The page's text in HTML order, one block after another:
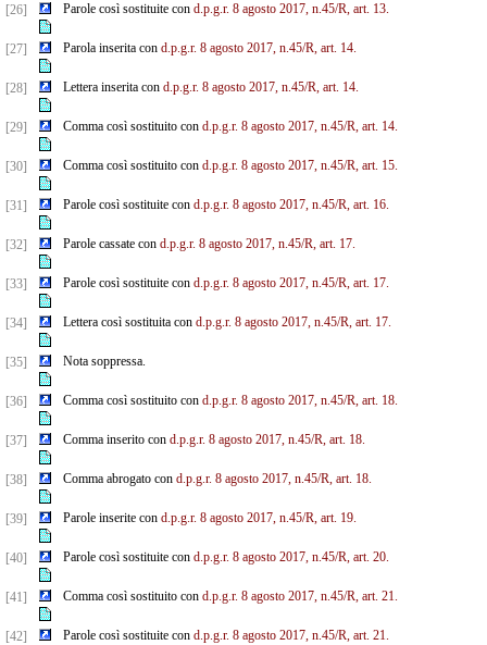
[26] Parole così sostituite con d.p.g.r. 8 agosto 2017, n.45/R, art. 13.
[27] Parola inserita con d.p.g.r. 8 agosto 2017, n.45/R, art. 14.
[28] Lettera inserita con d.p.g.r. 8 agosto 2017, n.45/R, art. 14.
[29] Comma così sostituito con d.p.g.r. 8 agosto 2017, n.45/R, art. 14.
[30] Comma così sostituito con d.p.g.r. 8 agosto 2017, n.45/R, art. 15.
[31] Parole così sostituite con d.p.g.r. 8 agosto 2017, n.45/R, art. 16.
[32] Parole cassate con d.p.g.r. 8 agosto 2017, n.45/R, art. 17.
[33] Parole così sostituite con d.p.g.r. 8 agosto 2017, n.45/R, art. 17.
[34] Lettera così sostituita con d.p.g.r. 8 agosto 2017, n.45/R, art. 17.
[35] Nota soppressa.
[36] Comma così sostituito con d.p.g.r. 8 agosto 2017, n.45/R, art. 18.
[37] Comma inserito con d.p.g.r. 8 agosto 2017, n.45/R, art. 18.
[38] Comma abrogato con d.p.g.r. 8 agosto 2017, n.45/R, art. 18.
[39] Parole inserite con d.p.g.r. 8 agosto 2017, n.45/R, art. 19.
[40] Parole così sostituite con d.p.g.r. 8 agosto 2017, n.45/R, art. 20.
[41] Comma così sostituito con d.p.g.r. 8 agosto 2017, n.45/R, art. 21.
[42] Parole così sostituite con d.p.g.r. 8 agosto 2017, n.45/R, art. 21.